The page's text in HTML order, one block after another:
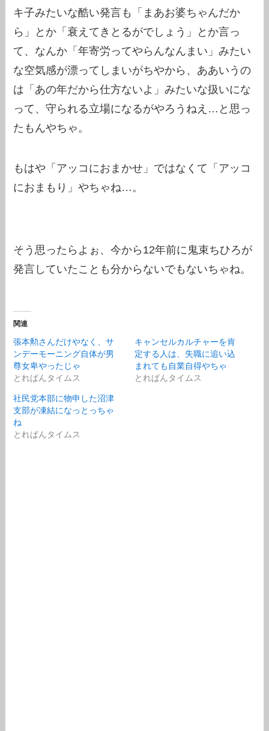
キ子みたいな酷い発言も「まあお婆ちゃんだか
ら」とか「衰えてきとるがでしょう」とか言っ
て、なんか「年寄労ってやらんなんまい」みたい
な空気感が漂ってしまいがちやから、ああいうの
は「あの年だから仕方ないよ」みたいな扱いにな
って、守られる立場になるがやろうねえ…と思っ
たもんやちゃ。
もはや「アッコにおまかせ」ではなくて「アッコ
におまもり」やちゃね…。
そう思ったらよぉ、今から12年前に鬼束ちひろが
発言していたことも分からないでもないちゃね。
関連
張本勲さんだけやなく、サ
ンデーモーニング自体が男
尊女卑やったじゃ
とれぱんタイムス
キャンセルカルチャーを肯
定する人は、失職に追い込
まれても自業自得やちゃ
とれぱんタイムス
社民党本部に物申した沼津
支部が凍結になっとっちゃ
ね
とれぱんタイムス